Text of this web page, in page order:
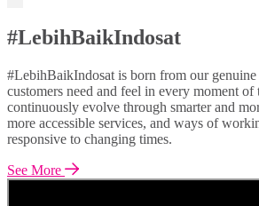
#LebihBaikIndosat
#LebihBaikIndosat is born from our
customers need and feel in every moment
continuously evolve through smarter and
more accessible services, and ways of
responsive to changing times.
See More